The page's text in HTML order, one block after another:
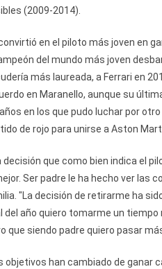
(2009-2014).
en el piloto más joven en
del mundo más joven
más laureada, a Ferrari en
en Maranello, aunque su
en los que pudo luchar por
de rojo para unirse a Aston
decisión que como bien indica el
Ser padre le ha hecho ver las
"La decisión de retirarme ha
del año quiero tomarme un
que siendo padre quiero pasar
objetivos han cambiado de ganar